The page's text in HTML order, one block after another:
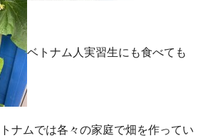
ベトナム人実習生にも食べても
ナムでは各々の家庭で畑を作ってい